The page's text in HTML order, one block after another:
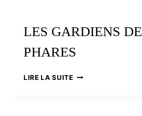
LES GARDIENS DE
PHARES
LIRE LA SUITELES